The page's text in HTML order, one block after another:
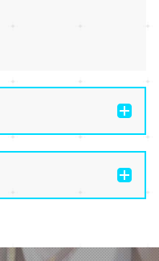
るマンゴータルト作り
るハーバリウム」作り
」✨